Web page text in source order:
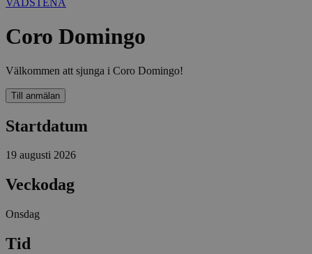
Coro Domingo
Välkommen att sjunga i Coro Domingo!
Till anmälan
Startdatum
19 augusti 2026
Veckodag
Onsdag
Tid